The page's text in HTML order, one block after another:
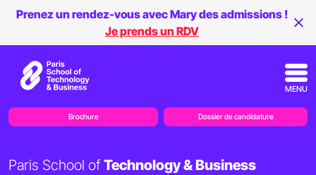
Paris School ofTechnology & Business
Prenez un rendez-vous avec Mary des admissions !
Je prends un RDV
MENU
Brochure Dossier de candidature